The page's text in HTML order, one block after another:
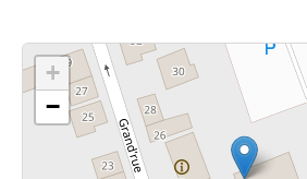
Cliquez sur le bouton pour
+
−